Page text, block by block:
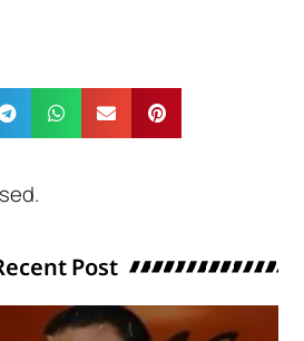
Post